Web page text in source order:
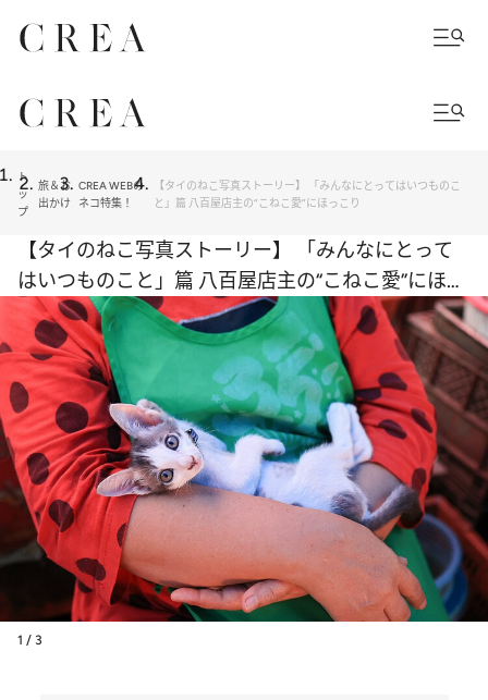
ト
ッ
プ
旅＆お
出かけ
CREA WEBの
ネコ特集！
【タイのねこ写真ストーリー】 「みんなにとってはいつものこ
と」篇 八百屋店主の“こねこ愛”にほっこり
【タイのねこ写真ストーリー】 「みんなにとって
はいつものこと」篇 八百屋店主の“こねこ愛”にほっ
こり
1 / 3